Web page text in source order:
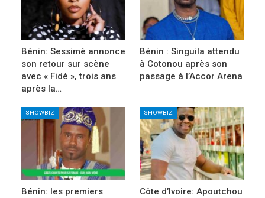
Bénin: Sessimè annonce
son retour sur scène
avec « Fidé », trois ans
après la…
Bénin : Singuila attendu
à Cotonou après son
passage à l’Accor Arena
SHOWBIZ
Bénin: les premiers
SHOWBIZ
Côte d’Ivoire: Apoutchou